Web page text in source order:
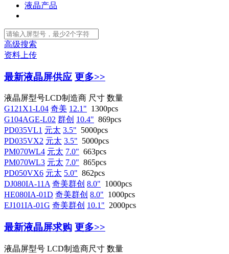
液晶产品
高级搜索
资料上传
最新液晶屏供应 更多>>
液晶屏型号LCD制造商 尺寸 数量
G121X1-L04 奇美 12.1" 1300pcs
G104AGE-L02 群创 10.4" 869pcs
PD035VL1 元太 3.5" 5000pcs
PD035VX2 元太 3.5" 5000pcs
PM070WL4 元太 7.0" 663pcs
PM070WL3 元太 7.0" 865pcs
PD050VX6 元太 5.0" 862pcs
DJ080IA-11A 奇美群创 8.0" 1000pcs
HE080IA-01D 奇美群创 8.0" 1000pcs
EJ101IA-01G 奇美群创 10.1" 2000pcs
最新液晶屏求购 更多>>
液晶屏型号 LCD制造商尺寸 数量